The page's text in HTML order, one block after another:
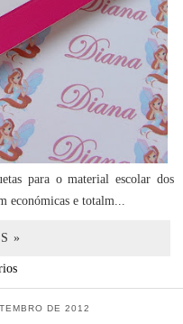
para o material escolar dos
económicas e totalm...
»
DE 2012